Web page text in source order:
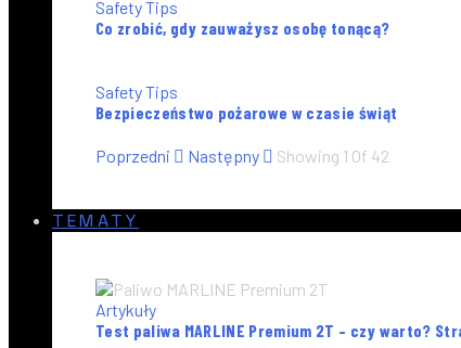
Safety Tips
Co zrobić, gdy zauważysz osobę tonącą?
Safety Tips
Bezpieczeństwo pożarowe w czasie świąt
Poprzedni Następny Showing 1 Of 42
TEMATY
Artykuły
Test paliwa MARLINE Premium 2T – czy warto?